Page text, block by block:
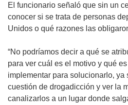
El funcionario señaló que sin un
conocer si se trata de personas
Unidos o qué razones las
“No podríamos decir a qué se
para ver cuál es el motivo y qué
implementar para solucionarlo, ya
cuestión de drogadicción y ver la
canalizarlos a un lugar donde